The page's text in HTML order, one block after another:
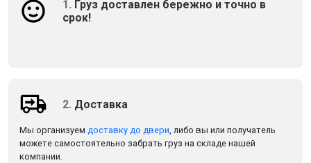
1. Груз доставлен бережно и точно в
срок!
2. Доставка
Мы организуем доставку до двери, либо вы или получатель
можете самостоятельно забрать груз на складе нашей
компании.